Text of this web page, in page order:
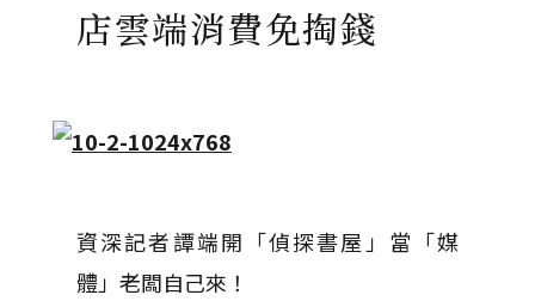
店雲端消費免掏錢
資深記者譚端開「偵探書屋」當「媒
體」老闆自己來！